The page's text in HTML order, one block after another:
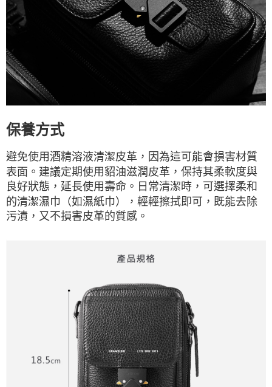
保養方式
避免使用酒精溶液清潔皮革，因為這可能會損害材質
表面。建議定期使用貂油滋潤皮革，保持其柔軟度與
良好狀態，延長使用壽命。日常清潔時，可選擇柔和
的清潔濕巾（如濕紙巾），輕輕擦拭即可，既能去除
污漬，又不損害皮革的質感。